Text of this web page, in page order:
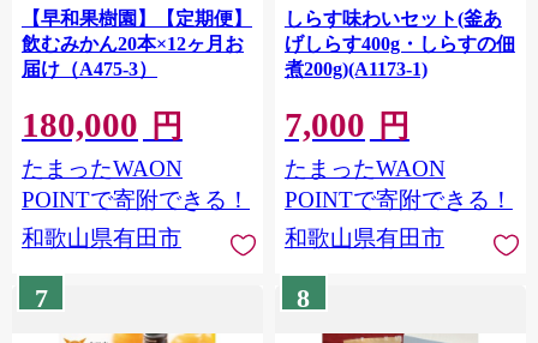
【早和果樹園】【定期便】
飲むみかん20本×12ヶ月お
届け（A475-3）
180,000 円
たまったWAON
POINTで寄附できる！
和歌山県有田市
しらす味わいセット(釜あ
げしらす400g・しらすの佃
煮200g)(A1173-1)
7,000 円
たまったWAON
POINTで寄附できる！
和歌山県有田市
7 8